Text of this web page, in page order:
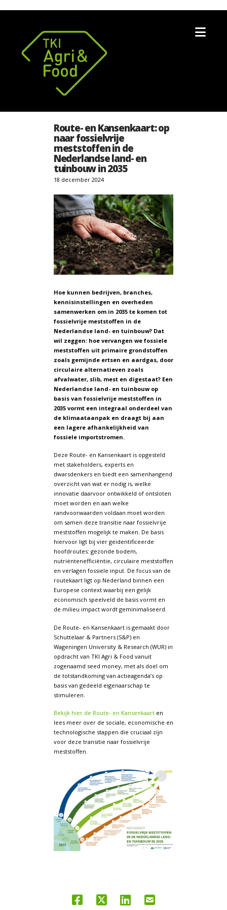
Route- en Kansenkaart: op
naar fossielvrije
meststoffen in de
Nederlandse land- en
tuinbouw in 2035
18 december 2024
Hoe kunnen bedrijven, branches,
kennisinstellingen en overheden
samenwerken om in 2035 te komen tot
fossielvrije meststoffen in de
Nederlandse land- en tuinbouw? Dat
wil zeggen: hoe vervangen we fossiele
meststoffen uit primaire grondstoffen
zoals gemijnde ertsen en aardgas, door
circulaire alternatieven zoals
afvalwater, slib, mest en digestaat? Een
Nederlandse land- en tuinbouw op
basis van fossielvrije meststoffen in
2035 vormt een integraal onderdeel van
de klimaataanpak en draagt bij aan
een lagere afhankelijkheid van
fossiele importstromen.
Deze Route- en Kansenkaart is opgesteld
met stakeholders, experts en
dwarsdenkers en biedt een samenhangend
overzicht van wat er nodig is, welke
innovatie daarvoor ontwikkeld of ontsloten
moet worden en aan welke
randvoorwaarden voldaan moet worden
om samen deze transitie naar fossielvrije
meststoffen mogelijk te maken. De basis
hiervoor ligt bij vier geïdentificeerde
hoofdroutes: gezonde bodem,
nutriëntenefficiëntie, circulaire meststoffen
en verlagen fossiele input. De focus van de
routekaart ligt op Nederland binnen een
Europese context waarbij een gelijk
economisch speelveld de basis vormt en
de milieu impact wordt geminimaliseerd.
De Route- en Kansenkaart is gemaakt door
Schuttelaar & Partners (S&P) en
Wageningen University & Research (WUR) in
opdracht van TKI Agri & Food vanuit
zogenaamd seed money, met als doel om
de totstandkoming van actieagenda’s op
basis van gedeeld eigenaarschap te
stimuleren.
Bekijk hier de Route- en Kansenkaarten
lees meer over de sociale, economische en
technologische stappen die cruciaal zijn
voor deze transitie naar fossielvrije
meststoffen.